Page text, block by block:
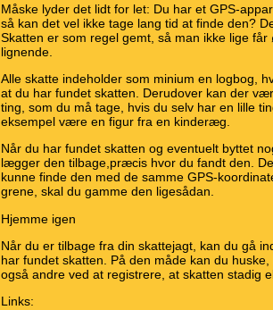
Måske lyder det lidt for let: Du har et GPS-
så kan det vel ikke tage lang tid at finde den?
Skatten er som regel gemt, så man ikke lige
lignende.
Alle skatte indeholder som minium en logbog,
at du har fundet skatten. Derudover kan der
ting, som du må tage, hvis du selv har en lille
eksempel være en figur fra en kinderæg.
Når du har fundet skatten og eventuelt byttet
lægger den tilbage,præcis hvor du fandt den.
kunne finde den med de samme GPS-
grene, skal du gamme den ligesådan.
Hjemme igen
Når du er tilbage fra din skattejagt, kan du gå
har fundet skatten. På den måde kan du
også andre ved at registrere, at skatten stadig
Links: